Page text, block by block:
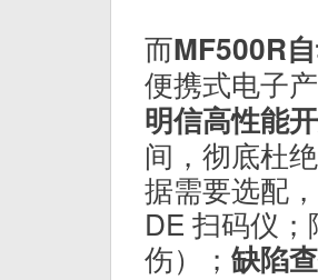
而MF500R
便携式电子
明信高性能
间，彻底杜
据需要选配
DE 扫码仪
伤）； 缺陷